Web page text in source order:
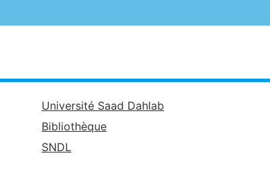
Université Saad Dahlab
Bibliothèque
SNDL